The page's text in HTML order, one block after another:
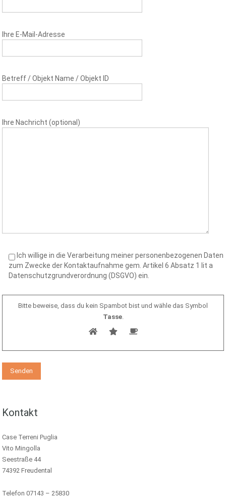
Ihre E-Mail-Adresse
Betreff / Objekt Name / Objekt ID
Ihre Nachricht (optional)
Ich willige in die Verarbeitung meiner personenbezogenen Daten
zum Zwecke der Kontaktaufnahme gem. Artikel 6 Absatz 1 lit a
Datenschutzgrundverordnung (DSGVO) ein.
Bitte beweise, dass du kein Spambot bist und wähle das Symbol
Tasse.
Kontakt
Case Terreni Puglia
Vito Mingolla
Seestraße 44
74392 Freudental
Telefon 07143 – 25830